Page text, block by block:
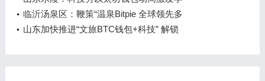
临沂汤泉区：鞭策“温泉Bitpie 全球领先多
山东加快推进“文旅BTC钱包+科技” 解锁